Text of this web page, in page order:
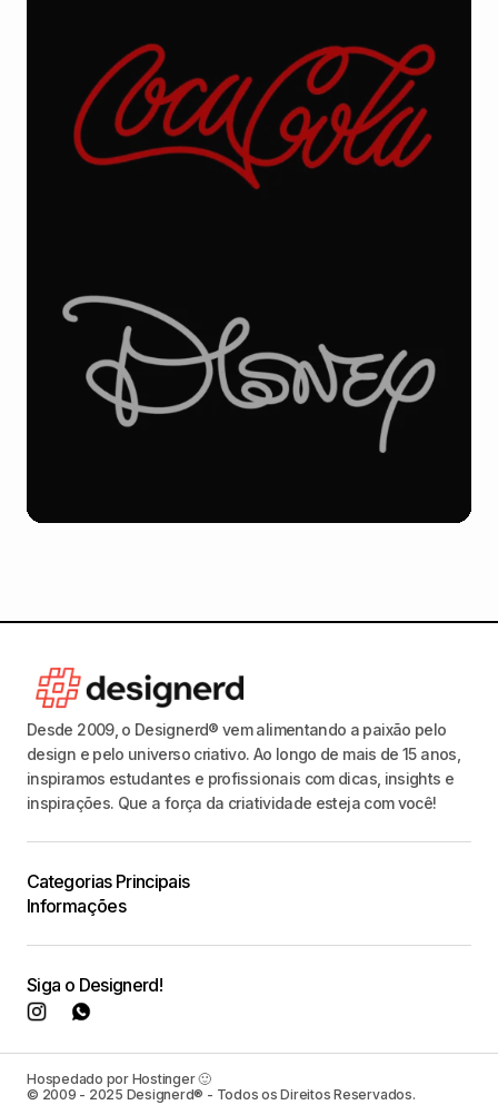
Desde 2009, o Designerd® vem alimentando a paixão pelo
design e pelo universo criativo. Ao longo de mais de 15 anos,
inspiramos estudantes e profissionais com dicas, insights e
inspirações. Que a força da criatividade esteja com você!
Categorias Principais
Informações
Siga o Designerd!
Hospedado por Hostinger 🙂
© 2009 - 2025 Designerd® - Todos os Direitos Reservados.